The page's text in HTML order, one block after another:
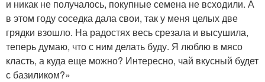
и никак не получалось, покупные семена не всходили. А
в этом году соседка дала свои, так у меня целых две
грядки взошло. На радостях весь срезала и высушила,
теперь думаю, что с ним делать буду. Я люблю в мясо
класть, а куда еще можно? Интересно, чай вкусный будет
с базиликом?»